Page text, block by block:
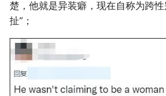
楚，他就是异装癖，现在自称为跨
扯”；